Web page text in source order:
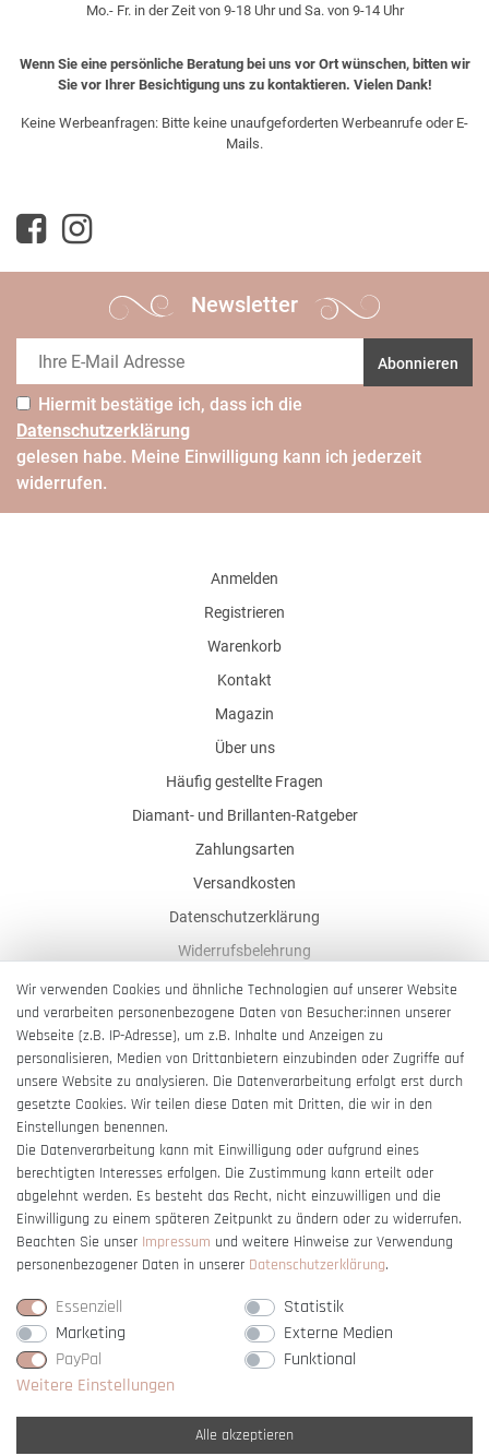
Mo.- Fr. in der Zeit von 9-18 Uhr und Sa. von 9-14 Uhr
Wenn Sie eine persönliche Beratung bei uns vor Ort wünschen, bitten wir
Sie vor Ihrer Besichtigung uns zu kontaktieren. Vielen Dank!
Keine Werbeanfragen: Bitte keine unaufgeforderten Werbeanrufe oder E-
Mails.
Newsletter
Abonnieren
Hiermit bestätige ich, dass ich die
Daten­schutz­erklärung
gelesen habe. Meine Einwilligung kann ich jederzeit
widerrufen.
Anmelden
Registrieren
Warenkorb
Kontakt
Magazin
Über uns
Häufig gestellte Fragen
Diamant- und Brillanten-Ratgeber
Zahlungsarten
Versandkosten
Datenschutzerklärung
Widerrufsbelehrung
AGB
Impressum
Barrierefreiheitserklärung
Vertrag widerrufen
Wir verwenden Cookies und ähnliche Technologien auf unserer Website
und verarbeiten personenbezogene Daten von Besucher:innen unserer
Webseite (z.B. IP-Adresse), um z.B. Inhalte und Anzeigen zu
personalisieren, Medien von Drittanbietern einzubinden oder Zugriffe auf
unsere Website zu analysieren. Die Datenverarbeitung erfolgt erst durch
gesetzte Cookies. Wir teilen diese Daten mit Dritten, die wir in den
Einstellungen benennen.
Die Datenverarbeitung kann mit Einwilligung oder aufgrund eines
berechtigten Interesses erfolgen. Die Zustimmung kann erteilt oder
abgelehnt werden. Es besteht das Recht, nicht einzuwilligen und die
Einwilligung zu einem späteren Zeitpunkt zu ändern oder zu widerrufen.
Beachten Sie unser Impressum und weitere Hinweise zur Verwendung
personenbezogener Daten in unserer Daten­schutz­erklärung.
Essenziell
Statistik
Marketing
Externe Medien
PayPal
Funktional
Weitere Einstellungen
Alle akzeptieren